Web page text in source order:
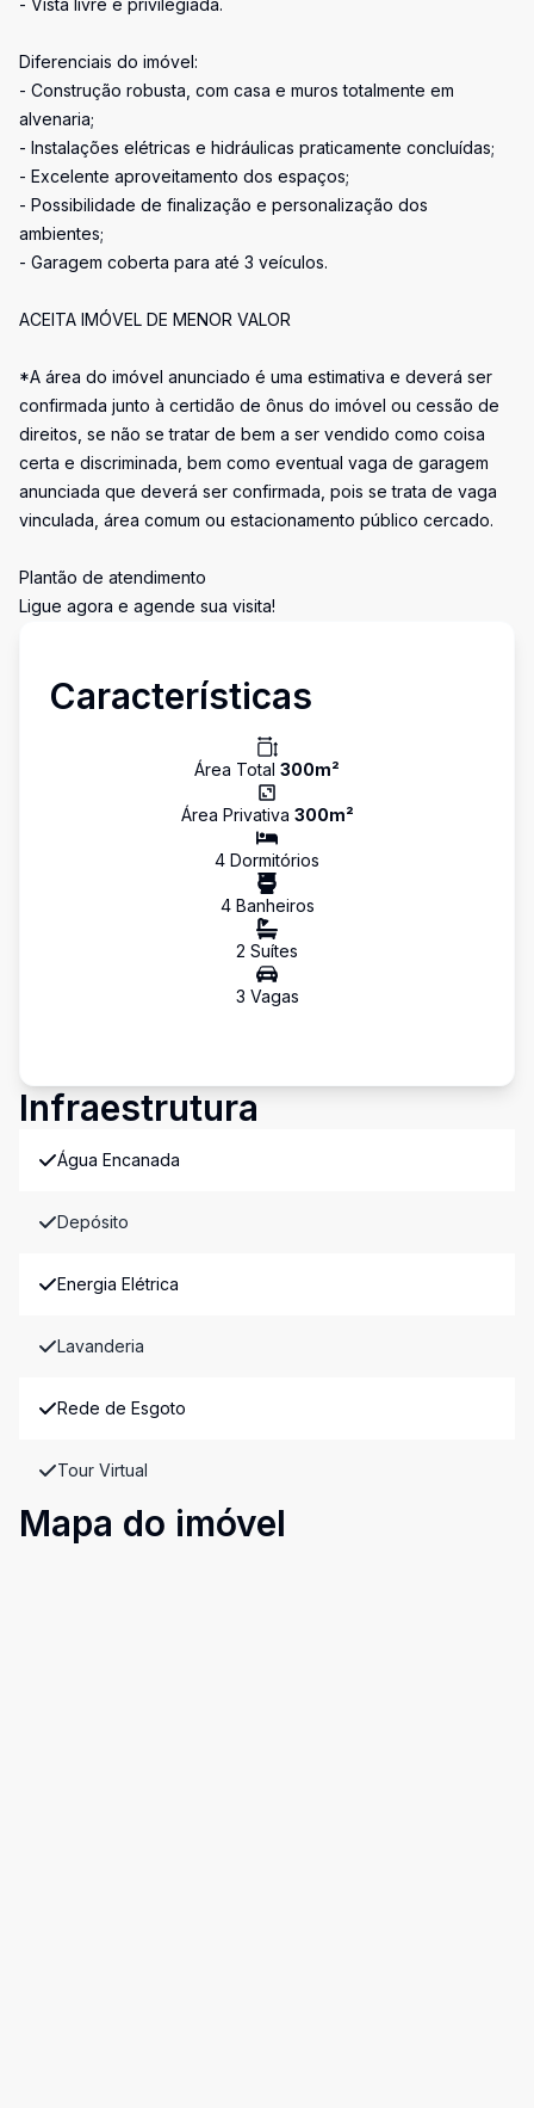
- Vista livre e privilegiada.
Diferenciais do imóvel:
- Construção robusta, com casa e muros totalmente em
alvenaria;
- Instalações elétricas e hidráulicas praticamente concluídas;
- Excelente aproveitamento dos espaços;
- Possibilidade de finalização e personalização dos
ambientes;
- Garagem coberta para até 3 veículos.
ACEITA IMÓVEL DE MENOR VALOR
*A área do imóvel anunciado é uma estimativa e deverá ser
confirmada junto à certidão de ônus do imóvel ou cessão de
direitos, se não se tratar de bem a ser vendido como coisa
certa e discriminada, bem como eventual vaga de garagem
anunciada que deverá ser confirmada, pois se trata de vaga
vinculada, área comum ou estacionamento público cercado.
Plantão de atendimento
Ligue agora e agende sua visita!
Características
Área Total 300m²
Área Privativa 300m²
4 Dormitórios
4Banheiros
2 Suítes
3 Vagas
Infraestrutura
Água Encanada
Depósito
Energia Elétrica
Lavanderia
Rede de Esgoto
Tour Virtual
Mapa do imóvel